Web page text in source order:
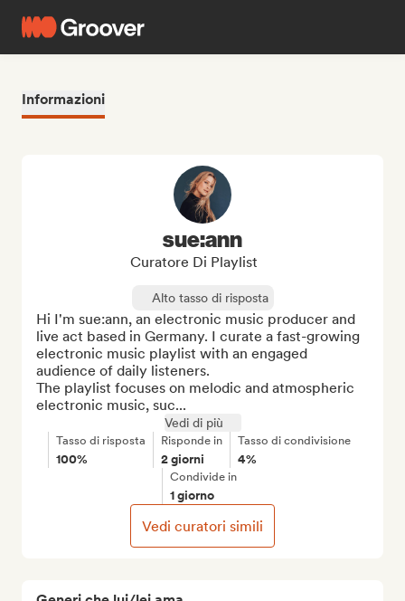
Informazioni
sue:ann
Curatore Di Playlist
Alto tasso di risposta
Hi I'm sue:ann, an electronic music producer and
live act based in Germany. I curate a fast-growing
electronic music playlist with an engaged
audience of daily listeners.
The playlist focuses on melodic and atmospheric
electronic music, suc...
Vedi di più
Tasso di risposta
100%
Risponde in
2 giorni
Tasso di condivisione
4%
Condivide in
1 giorno
Vedi curatori simili